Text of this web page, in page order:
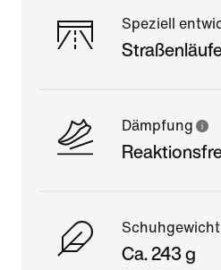
Speziell
Dämpfung
Schuhgewicht
Ca. 243 g